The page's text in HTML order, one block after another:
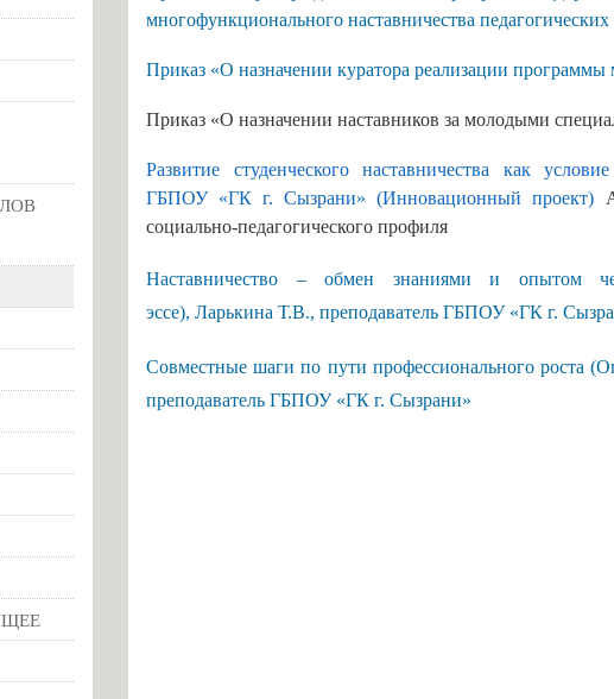
обучающихся
Международное сотрудничество
образовательной организации
Образовательные стандарты и
с
ГБПОУ
Вопросы-
многофункционального наставничества педагогических
Приказ «О назначении куратора реализации программы
Приказ «О назначении наставников за молодыми
Развитие студенческого наставничества как
ГБПОУ «ГК г. Сызрани» (Инновационный проект)
социально-педагогического профиля
Наставничество – обмен знаниями и опытом
эссе), Ларькина Т.В., преподаватель ГБПОУ «ГК г.
Совместные шаги по пути профессионального роста
преподаватель ГБПОУ «ГК г. Сызрани»